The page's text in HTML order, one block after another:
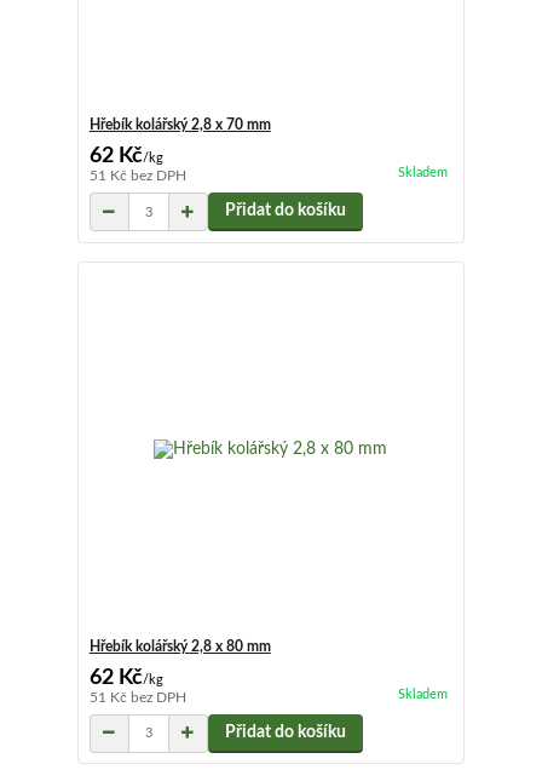
Hřebík kolářský 2,8 x 70 mm
62 Kč/kg
51 Kč bez DPH Skladem
Přidat do košíku
Hřebík kolářský 2,8 x 80 mm
62 Kč/kg
51 Kč bez DPH Skladem
Přidat do košíku